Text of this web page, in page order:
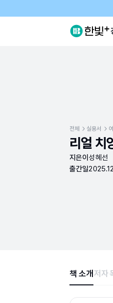
전체 실용서
리얼
지은이 성혜선
출간일
책 소개 저자